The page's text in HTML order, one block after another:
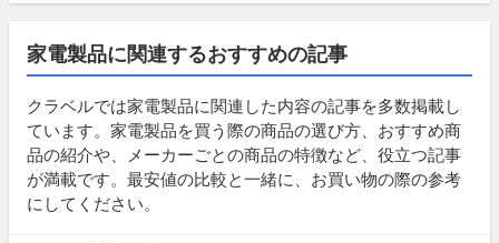
家電製品に関連するおすすめの記事
クラベルでは家電製品に関連した内容の記事を多数掲載し
ています。家電製品を買う際の商品の選び方、おすすめ商
品の紹介や、メーカーごとの商品の特徴など、役立つ記事
が満載です。最安値の比較と一緒に、お買い物の際の参考
にしてください。